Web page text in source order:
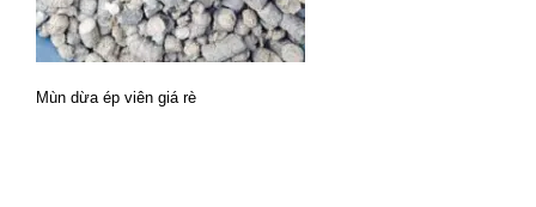
Mùn dừa ép viên giá rè